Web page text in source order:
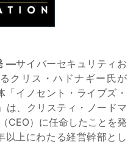
—サイバーセキュリティお
クリス・ハドナギー氏が
イノセント・ライブズ・
は、クリスティ・ノードマ
CEO）に任命したことを発
上にわたる経営幹部とし